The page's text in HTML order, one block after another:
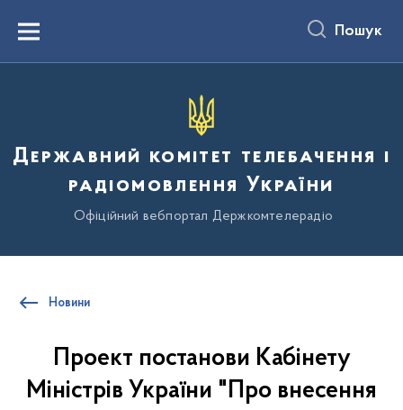
вмістуMenu Пошук
Державний комітет телебачення і
радіомовлення України
Офіційний вебпортал Держкомтелерадіо
Новини
Проект постанови Кабінету
Міністрів України "Про внесення